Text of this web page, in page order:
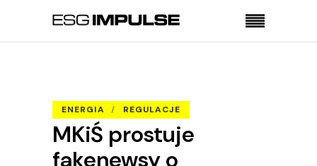
ENERGIA REGULACJE
MKiŚ prostuje
fakenewsy o